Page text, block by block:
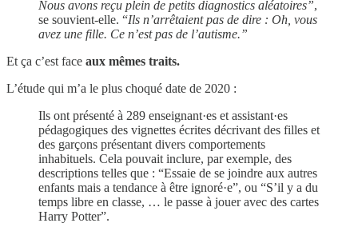
Nous avons reçu plein de petits diagnostics aléatoires”,
se souvient-elle. “Ils n’arrêtaient pas de dire : Oh, vous
avez une fille. Ce n’est pas de l’autisme.”
Et ça c’est face aux mêmes traits.
L’étude qui m’a le plus choqué date de 2020 :
Ils ont présenté à 289 enseignant·es et assistant·es
pédagogiques des vignettes écrites décrivant des filles et
des garçons présentant divers comportements
inhabituels. Cela pouvait inclure, par exemple, des
descriptions telles que : “Essaie de se joindre aux autres
enfants mais a tendance à être ignoré·e”, ou “S’il y a du
temps libre en classe, … le passe à jouer avec des cartes
Harry Potter”.